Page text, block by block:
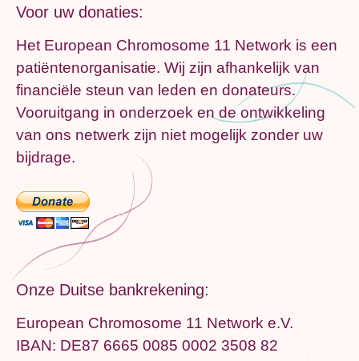
Voor uw donaties:
Het European Chromosome 11 Network is een
patiëntenorganisatie. Wij zijn afhankelijk van
financiële steun van leden en donateurs.
Vooruitgang in onderzoek en de ontwikkeling
van ons netwerk zijn niet mogelijk zonder uw
bijdrage.
Onze Duitse bankrekening:
European Chromosome 11 Network e.V.
IBAN: DE87 6665 0085 0002 3508 82